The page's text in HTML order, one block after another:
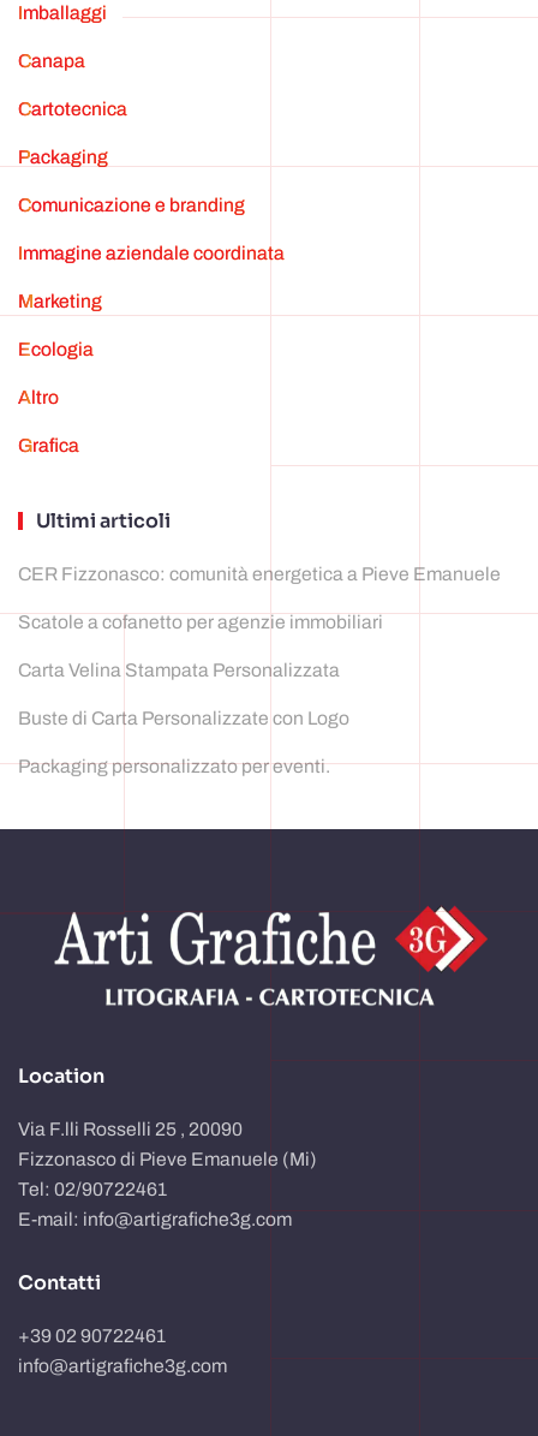
Imballaggi
canapa
cartotecnica
Packaging
Comunicazione e branding
Immagine aziendale coordinata
marketing
ecologia
Altro
grafica
Ultimi articoli
CER Fizzonasco: comunità energetica a Pieve Emanuele
Scatole a cofanetto per agenzie immobiliari
Carta Velina Stampata Personalizzata
Buste di Carta Personalizzate con Logo
Packaging personalizzato per eventi.
Location
Via F.lli Rosselli 25 , 20090
Fizzonasco di Pieve Emanuele (Mi)
Tel: 02/90722461
E-mail: info@artigrafiche3g.com
Contatti
+39 02 90722461
info@artigrafiche3g.com